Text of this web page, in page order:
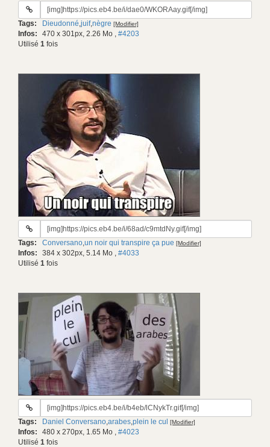
URL
gif:
Tags: Dieudonné,juif,nègre [Modifier]
Infos: 470 x 301px, 2.26 Mo , #4203
Utilisé 1 fois
URL
gif:
Tags: Conversano,un noir qui transpire ça pue [Modifier]
Infos: 384 x 302px, 5.14 Mo , #4033
Utilisé 1 fois
URL
gif:
Tags: Daniel Conversano,arabes,plein le cul [Modifier]
Infos: 480 x 270px, 1.65 Mo , #4023
Utilisé 1 fois